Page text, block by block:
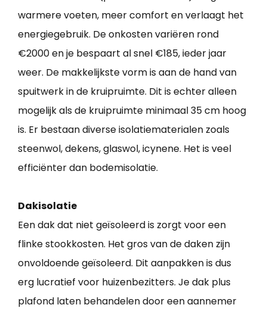
warmere voeten, meer comfort en verlaagt het
energiegebruik. De onkosten variëren rond
€2000 en je bespaart al snel €185, ieder jaar
weer. De makkelijkste vorm is aan de hand van
spuitwerk in de kruipruimte. Dit is echter alleen
mogelijk als de kruipruimte minimaal 35 cm hoog
is. Er bestaan diverse isolatiematerialen zoals
steenwol, dekens, glaswol, icynene. Het is veel
efficiënter dan bodemisolatie.
Dakisolatie
Een dak dat niet geïsoleerd is zorgt voor een
flinke stookkosten. Het gros van de daken zijn
onvoldoende geïsoleerd. Dit aanpakken is dus
erg lucratief voor huizenbezitters. Je dak plus
plafond laten behandelen door een aannemer